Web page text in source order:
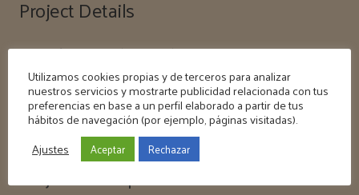
Project Details
Client:UpSolution & ThemeForest
Date:October 26, 2016
Category:Illustration
Website:impreza-landing.us-themes.com
Project Participants
Utilizamos cookies propias y de terceros para analizar
nuestros servicios y mostrarte publicidad relacionada con tus
preferencias en base a un perfil elaborado a partir de tus
hábitos de navegación (por ejemplo, páginas visitadas).
Ajustes
Aceptar Rechazar